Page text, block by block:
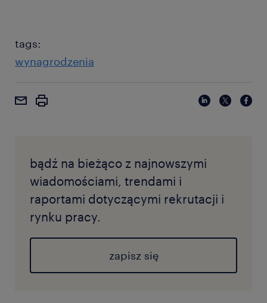
tags:
wynagrodzenia
bądź na bieżąco z najnowszymi
wiadomościami, trendami i
raportami dotyczącymi rekrutacji i
rynku pracy.
zapisz się